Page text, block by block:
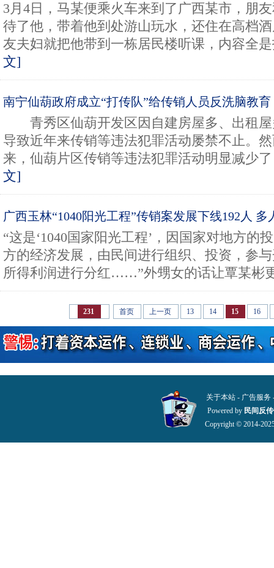
3月4日，马某便乘火车来到了广西某市，朋
待了他，带着他到处游山玩水，还住在高档
友夫妇就把他带到一栋居民楼听课，内容全
文]
南宁仙葫政府成立“打传队”给传销人员反洗脑教育
青秀区仙葫开发区因自建房屋多、出租屋
导致近年来传销等违法犯罪活动屡禁不止。
来，仙葫片区传销等违法犯罪活动明显减少
文]
广西玉林“1040阳光工程”传销案发展下线192人 多
“这是‘1040国家阳光工程’，因国家对地方的
方的经济发展，由民间进行组织、投资，参
所得利润进行分红……”外甥女的话让覃某彬
231 首页 上一页 13 14 15 16
关于本站 - 广告服务
Powered by 民间反
Copyright © 2014-